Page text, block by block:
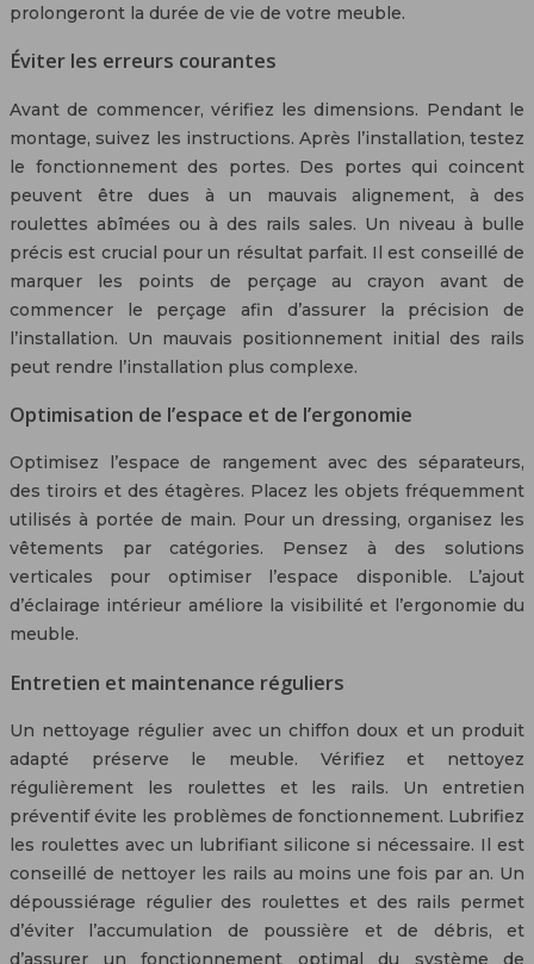
prolongeront la durée de vie de votre meuble.
Éviter les erreurs courantes
Avant de commencer, vérifiez les dimensions. Pendant le
montage, suivez les instructions. Après l’installation, testez
le fonctionnement des portes. Des portes qui coincent
peuvent être dues à un mauvais alignement, à des
roulettes abîmées ou à des rails sales. Un niveau à bulle
précis est crucial pour un résultat parfait. Il est conseillé de
marquer les points de perçage au crayon avant de
commencer le perçage afin d’assurer la précision de
l’installation. Un mauvais positionnement initial des rails
peut rendre l’installation plus complexe.
Optimisation de l’espace et de l’ergonomie
Optimisez l’espace de rangement avec des séparateurs,
des tiroirs et des étagères. Placez les objets fréquemment
utilisés à portée de main. Pour un dressing, organisez les
vêtements par catégories. Pensez à des solutions
verticales pour optimiser l’espace disponible. L’ajout
d’éclairage intérieur améliore la visibilité et l’ergonomie du
meuble.
Entretien et maintenance réguliers
Un nettoyage régulier avec un chiffon doux et un produit
adapté préserve le meuble. Vérifiez et nettoyez
régulièrement les roulettes et les rails. Un entretien
préventif évite les problèmes de fonctionnement. Lubrifiez
les roulettes avec un lubrifiant silicone si nécessaire. Il est
conseillé de nettoyer les rails au moins une fois par an. Un
dépoussiérage régulier des roulettes et des rails permet
d’éviter l’accumulation de poussière et de débris, et
d’assurer un fonctionnement optimal du système de